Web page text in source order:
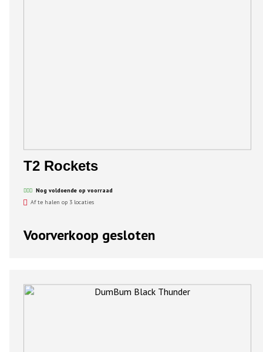
T2 Rockets
Nog voldoende op voorraad
Af te halen op 3 locaties
Voorverkoop gesloten